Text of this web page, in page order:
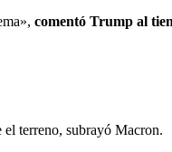
comentó Trump al
el terreno, subrayó Macron.